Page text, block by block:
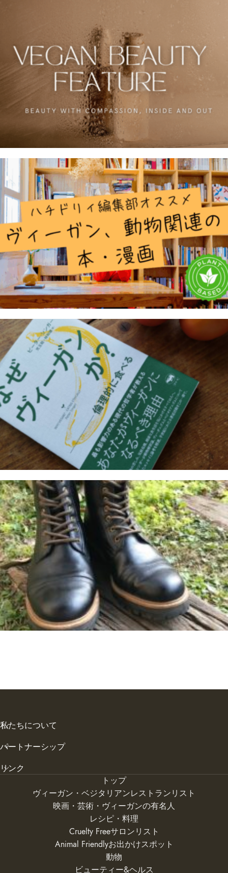
私たちについて
パートナーシップ
リンク
トップ
ヴィーガン・ベジタリアンレストランリスト
映画・芸術・ヴィーガンの有名人
レシピ・料理
Cruelty Freeサロンリスト
Animal Friendlyお出かけスポット
動物
ビューティー&ヘルス